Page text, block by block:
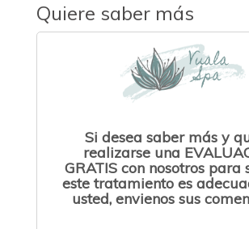
Quiere saber más
Si desea saber más y
realizarse una
GRATIS con nosotros para
este tratamiento es
usted, envienos sus